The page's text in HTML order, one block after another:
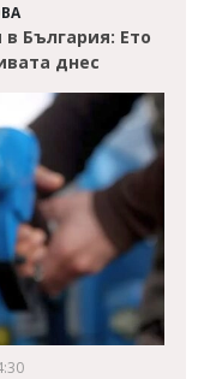
България: Ето
днес